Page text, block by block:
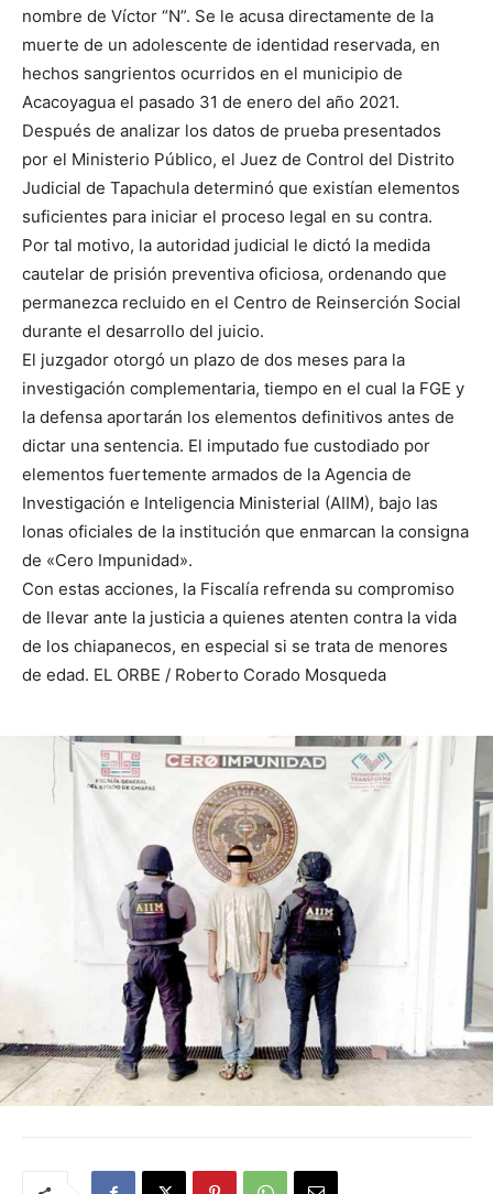
nombre de Víctor “N”. Se le acusa directamente de la
muerte de un adolescente de identidad reservada, en
hechos sangrientos ocurridos en el municipio de
Acacoyagua el pasado 31 de enero del año 2021.
Después de analizar los datos de prueba presentados
por el Ministerio Público, el Juez de Control del Distrito
Judicial de Tapachula determinó que existían elementos
suficientes para iniciar el proceso legal en su contra.
Por tal motivo, la autoridad judicial le dictó la medida
cautelar de prisión preventiva oficiosa, ordenando que
permanezca recluido en el Centro de Reinserción Social
durante el desarrollo del juicio.
El juzgador otorgó un plazo de dos meses para la
investigación complementaria, tiempo en el cual la FGE y
la defensa aportarán los elementos definitivos antes de
dictar una sentencia. El imputado fue custodiado por
elementos fuertemente armados de la Agencia de
Investigación e Inteligencia Ministerial (AIIM), bajo las
lonas oficiales de la institución que enmarcan la consigna
de «Cero Impunidad».
Con estas acciones, la Fiscalía refrenda su compromiso
de llevar ante la justicia a quienes atenten contra la vida
de los chiapanecos, en especial si se trata de menores
de edad. EL ORBE / Roberto Corado Mosqueda